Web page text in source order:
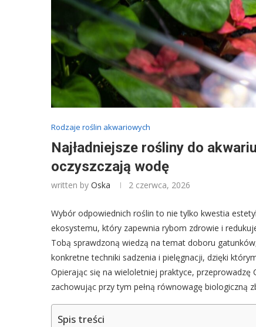
Rodzaje roślin akwariowych
Najładniejsze rośliny do
oczyszczają wodę
written by Oska 2 czerwca, 2026
Wybór odpowiednich roślin to nie tylko kwestia
ekosystemu, który zapewnia rybom zdrowie i
Tobą sprawdzoną wiedzą na temat doboru
konkretne techniki sadzenia i pielęgnacji, dzięki
Opierając się na wieloletniej praktyce,
zachowując przy tym pełną równowagę biologiczną
Spis treści